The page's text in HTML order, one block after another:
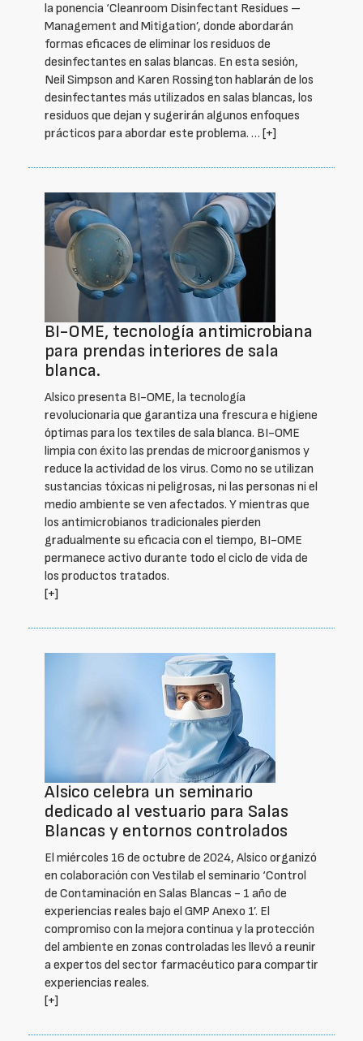
la ponencia ‘Cleanroom Disinfectant Residues –
Management and Mitigation’, donde abordarán
formas eficaces de eliminar los residuos de
desinfectantes en salas blancas. En esta sesión,
Neil Simpson and Karen Rossington hablarán de los
desinfectantes más utilizados en salas blancas, los
residuos que dejan y sugerirán algunos enfoques
prácticos para abordar este problema. … [+]
BI-OME, tecnología antimicrobiana
para prendas interiores de sala
blanca.
Alsico presenta BI-OME, la tecnología
revolucionaria que garantiza una frescura e higiene
óptimas para los textiles de sala blanca. BI-OME
limpia con éxito las prendas de microorganismos y
reduce la actividad de los virus. Como no se utilizan
sustancias tóxicas ni peligrosas, ni las personas ni el
medio ambiente se ven afectados. Y mientras que
los antimicrobianos tradicionales pierden
gradualmente su eficacia con el tiempo, BI-OME
permanece activo durante todo el ciclo de vida de
los productos tratados.
[+]
Alsico celebra un seminario
dedicado al vestuario para Salas
Blancas y entornos controlados
El miércoles 16 de octubre de 2024, Alsico organizó
en colaboración con Vestilab el seminario ‘Control
de Contaminación en Salas Blancas - 1 año de
experiencias reales bajo el GMP Anexo 1’. El
compromiso con la mejora continua y la protección
del ambiente en zonas controladas les llevó a reunir
a expertos del sector farmacéutico para compartir
experiencias reales.
[+]